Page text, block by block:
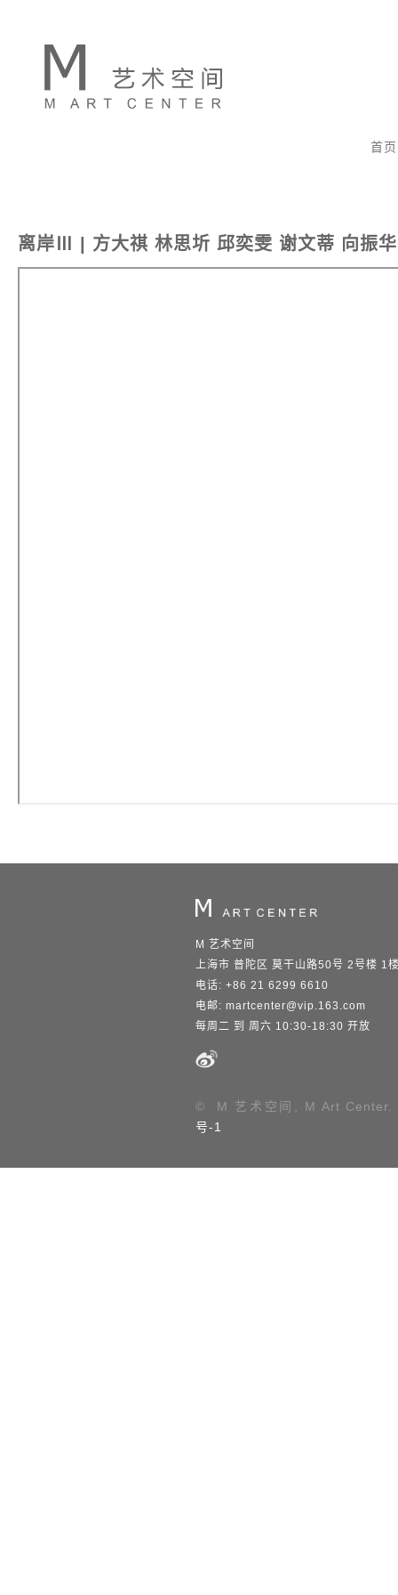
首页
离岸Ⅲ | 方大祺 林思圻 邱奕雯 谢文蒂 向振
M 艺术空间
上海市 普陀区 莫干山路50号 2号楼 1
电话: +86 21 6299 6610
电邮: martcenter@vip.163.com
每周二 到 周六 10:30-18:30 开放
© M 艺术空间, M Art
号-1